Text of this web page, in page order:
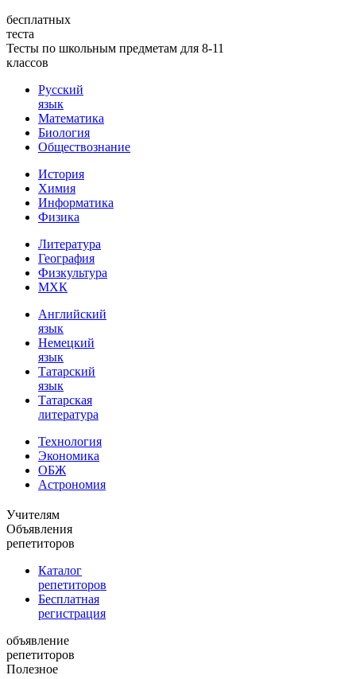
бесплатных
теста
Тесты по школьным предметам для 8-11
классов
Русский
язык
Математика
Биология
Обществознание
История
Химия
Информатика
Физика
Литература
География
Физкультура
МХК
Английский
язык
Немецкий
язык
Татарский
язык
Татарская
литература
Технология
Экономика
ОБЖ
Астрономия
Учителям
Объявления
репетиторов
Каталог
репетиторов
Бесплатная
регистрация
объявление
репетиторов
Полезное